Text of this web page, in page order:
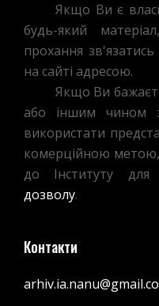
Якщо Ви є
будь-який
прохання
на сайті адресою.
Якщо Ви
або іншим чином
використати
комерційною
до Інституту для
дозволу.
Контакти